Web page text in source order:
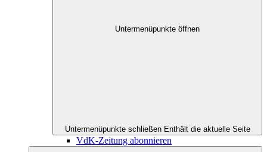
Untermenüpunkte öffnen
Untermenüpunkte schließen Enthält die aktuelle Seite
VdK-Zeitung abonnieren